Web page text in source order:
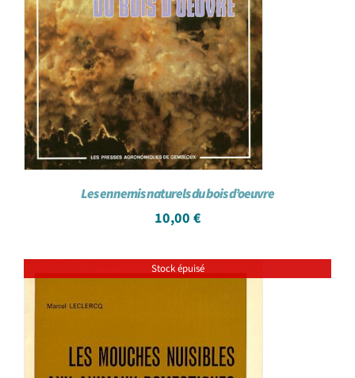
Les ennemis naturels du bois d’oeuvre
10,00 €
Stock épuisé